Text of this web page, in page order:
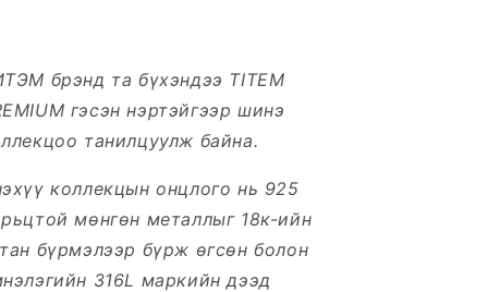
брэнд та бүхэндээ TITEM
гэсэн нэртэйгээр шинэ
танилцуулж байна.
коллекцын онцлого нь 925
мөнгөн металлыг 18к-ийн
бүрмэлээр бүрж өгсөн болон
316L маркийн дээд